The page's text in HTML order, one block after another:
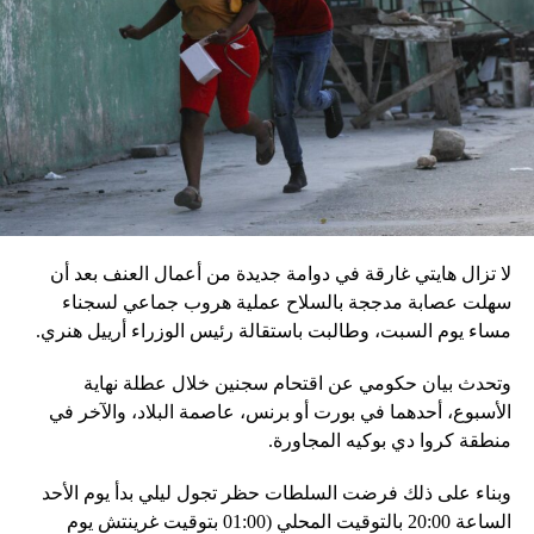
بالمخادع، مؤكدةً أن روسيا ستبقى غارقة في النزاعات طالما أنه
في السلطة.
إقليميّاً، أعلن الجيش البيلاروسي أنّه بدأ مناورة للتحقّق من درجة
استعداد قاذفات الأسلحة النووية التكتيكية، في حين أوضح أمين
مجلس الأمن البيلاروسي ألكسندر فولفوفيتش أنّ هذه المناورة
مرتبطة بإعلان موسكو عن مناورات نووية وستكون «متزامنة»
مع التدريبات الروسية، لافتاً إلى أنّ مناورة مينسك ستشمل على
في السياق، أشار رئيس أركان القوات المسلّحة البيلاروسية
الجنرال فيكتور غوليفيتش إلى أنّه «في إطار هذا الحدث، تمّت
احتياطي»، لافتاً إلى أنّه «فور إنجاز عملية الانتشار هذه،
سنستعرض المسائل المتعلّقة بالاستعدادات لاستخدام الأسلحة
النووية غير الاستراتيجية».
وفي أوكرانيا، فكّكت أجهزة الأمن شبكة من العملاء التابعين
لجهاز الأمن الفدرالي الروسي «كانوا يعدّون لاغتيال الرئيس
لا تزال هايتي غارقة في دوامة جديدة من أعمال العنف بعد أن
سهلت عصابة مدججة بالسلاح عملية هروب جماعي لسجناء
مساء يوم السبت، وطالبت باستقالة رئيس الوزراء أرييل هنري.
وتحدث بيان حكومي عن اقتحام سجنين خلال عطلة نهاية
الأسبوع، أحدهما في بورت أو برنس، عاصمة البلاد، والآخر في
منطقة كروا دي بوكيه المجاورة.
وبناء على ذلك فرضت السلطات حظر تجول ليلي بدأ يوم الأحد
الساعة 20:00 بالتوقيت المحلي (01:00 بتوقيت غرينتش يوم